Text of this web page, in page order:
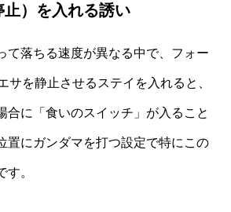
止）を入れる誘い
て落ちる速度が異なる中で、フォー
サを静止させるステイを入れると、
合に「食いのスイッチ」が入ること
置にガンダマを打つ設定で特にこの
す。